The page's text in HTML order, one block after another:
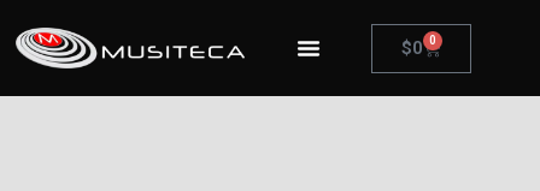
$0 0